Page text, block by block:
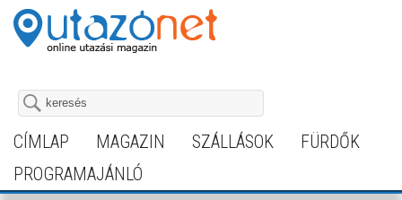
CÍMLAP MAGAZIN SZÁLLÁSOK
FÜRDŐK
PROGRAMAJÁNLÓ